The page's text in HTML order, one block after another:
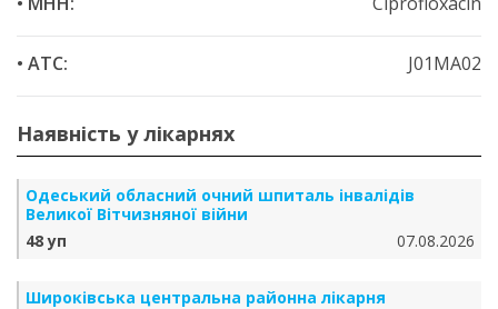
• ATC: J01MA02
Наявність у лікарнях
Одеський обласний очний шпиталь інвалідів
Великої Вітчизняної війни
48 уп
07.08.2026
Широківська центральна районна лікарня